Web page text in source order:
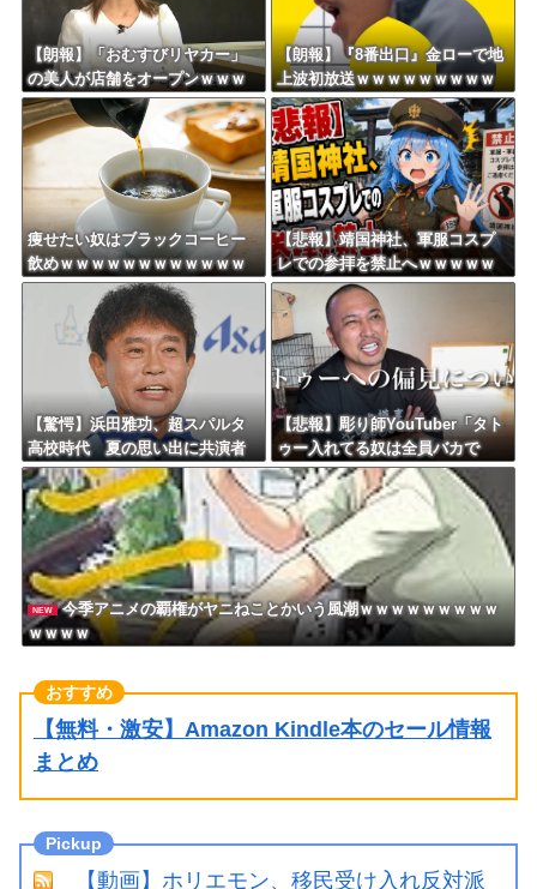
【朗報】「おむすびリヤカー」
の美人が店舗をオープンｗｗｗ
ｗｗｗｗｗｗｗｗｗ
【朗報】『8番出口』金ローで地
上波初放送ｗｗｗｗｗｗｗｗｗ
ｗｗｗｗ
痩せたい奴はブラックコーヒー
飲めｗｗｗｗｗｗｗｗｗｗｗｗ
ｗ
【悲報】靖国神社、軍服コスプ
レでの参拝を禁止へｗｗｗｗｗ
ｗｗｗｗｗｗｗｗｗｗｗｗｗｗ
【驚愕】浜田雅功、超スパルタ
高校時代 夏の思い出に共演者
衝撃「ええ？」「それはかわい
そう」
【悲報】彫り師YouTuber「タト
ゥー入れてる奴は全員バカで
す。すごい民度低い」
NEW
今季アニメの覇権がヤニねことかいう風潮ｗｗｗｗｗｗｗｗｗ
ｗｗｗｗ
【無料・激安】Amazon Kindle本のセール情報
まとめ
【動画】ホリエモン、移民受け入れ反対派